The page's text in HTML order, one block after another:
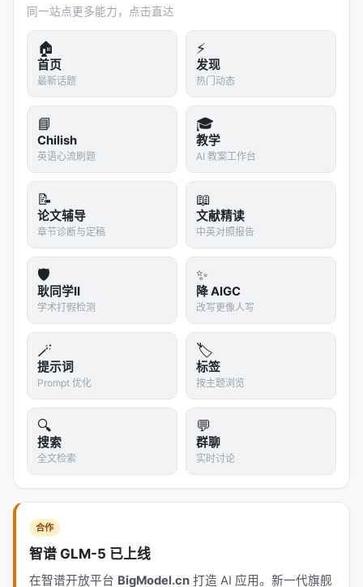
主题 Survey、开源框架及工业案例交叉索引。读者可
沿「检索 → 排序 → 生成/代理 → 评测」链路定位互
补文献。
相关条目交叉引用
Aligned Query Expansion: Efficient Query Expa
nsion for Information Ret…
Decomposing Complex Queries for Tip-of-the-
tongue Retrieval, May 2023,…
Few-Shot Generative Conversational Query Re
writing, SIGIR 2020
Hierarchical query classification in e-commerce
search, WWW 2024
Hypothetical Documents or Knowledge Leakag
e? Rethinking LLM-based Quer…
LLM-Based Query Expansion with Gaussian Ker
nel Semantic Enhancement fo…
参考文献
原文：Beyond the limitation of a single query:
Train your LLM for query expansion with
Reinforcement Learning, NVidia Oct 2025,
---
深度分析附录
同一站点更多能力，点击直达
🏠
首页
最新话题
⚡
发现
热门动态
📘
Chilish
英语心流刷题
🎓
教学
AI 教案工作台
📝
论文辅导
章节诊断与定稿
📖
文献精读
中英对照报告
🛡️
耿同学II
学术打假检测
✨
降 AIGC
改写更像人写
🪄
提示词
Prompt 优化
🏷️
标签
按主题浏览
🔍
搜索
全文检索
💬
群聊
实时讨论
合作
智谱 GLM-5 已上线
在智谱开放平台 BigModel.cn 打造 AI 应用。新一代旗舰